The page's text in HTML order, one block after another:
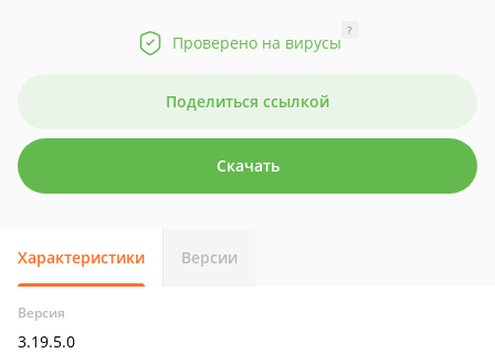
Проверено на вирусы
?
Поделиться ссылкой
Скачать
Характеристики Версии
Версия
3.19.5.0